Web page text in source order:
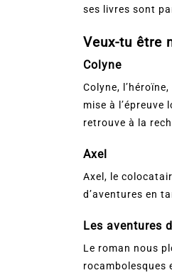
ses livres sont
Veux-tu être
Colyne
Colyne,
mise à
retrouve à la
Axel
Axel, le
d’aventures en
Les aventures
Le roman nous
rocambolesques